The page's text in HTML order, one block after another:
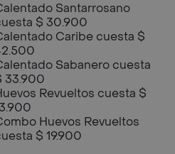
Santarrosano
$ 30.900
Caribe cuesta $
Sabanero cuesta
33.900
Revueltos cuesta $
Huevos Revueltos
$ 19.900